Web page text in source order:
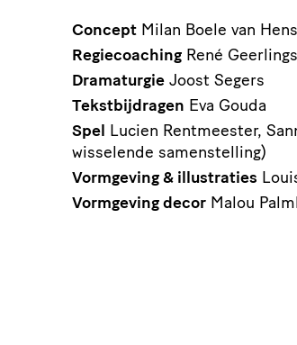
Concept Milan Boele van
Regiecoaching René Geerlings
Dramaturgie Joost Segers
Tekstbijdragen Eva Gouda
Spel Lucien Rentmeester,
wisselende samenstelling)
Vormgeving & illustraties
Vormgeving decor Malou